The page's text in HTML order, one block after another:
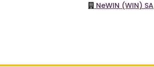
NeWIN (WIN) SA